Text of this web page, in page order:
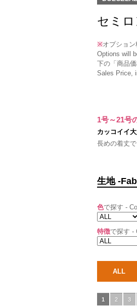
セミロ
※オプション
Options will
下の「商品
Sales Price,
1号～21号
カッコイイ
長めの着丈
生地 -
色で探す -
特徴で探す -
ALL
1 2 3